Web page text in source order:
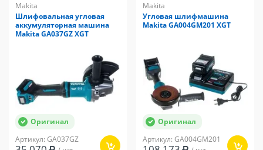
Makita
Шлифовальная угловая
аккумуляторная машина
Makita GA037GZ XGT
Оригинал
Артикул: GA037GZ
Makita
Угловая шлифмашина
Makita GA004GM201 XGT
Оригинал
Артикул: GA004GM201